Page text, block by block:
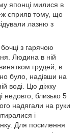
японці милися в
сприяв тому, що
лазню з
з гарячою
Людина в ній
грудей, в
було, надівши на
воді. Цю діжку
недовго, близько 5
надягали на руки
і
Для посилення